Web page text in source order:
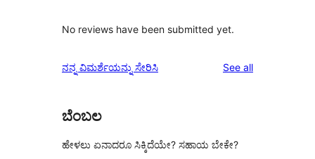
No reviews have been submitted yet.
ನನ್ನ ವಿಮರ್ಶೆಯನ್ನು ಸೇರಿಸಿ See allreviews
ಬೆಂಬಲ
ಹೇಳಲು ಏನಾದರೂ ಸಿಕ್ಕಿದೆಯೇ? ಸಹಾಯ ಬೇಕೇ?